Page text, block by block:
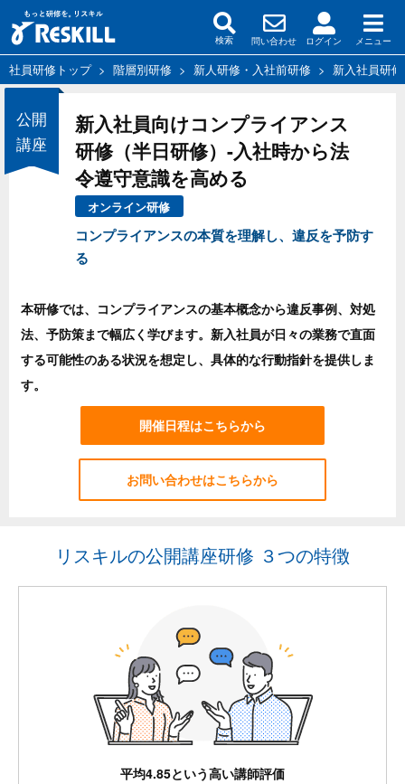
検索 問い合わせ ログイン メニュー
社員研修トップ> 階層別研修 > 新人研修・入社前研修 > 新入社員研
新入社員向けコンプライアンス
研修（半日研修）-入社時から法
令遵守意識を高める
オンライン研修
コンプライアンスの本質を理解し、違反を予防す
る
公開
講座
本研修では、コンプライアンスの基本概念から違反事例、対処
法、予防策まで幅広く学びます。新入社員が日々の業務で直面
する可能性のある状況を想定し、具体的な行動指針を提供しま
す。
開催日程はこちらから
お問い合わせはこちらから
リスキルの公開講座研修 ３つの特徴
平均4.85という高い講師評価